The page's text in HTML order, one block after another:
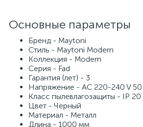
Основные параметры
Бренд - Maytoni
Стиль - Maytoni Modern
Коллекция - Modern
Серия - Fad
Гарантия (лет) - 3
Напряжение - AC 220-240 V
Класс пылевлагозащиты - IP 20
Цвет - Черный
Материал - Металл
Длина - 1000 мм